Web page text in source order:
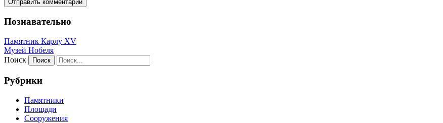
Познавательно
Памятник Карлу XV
Музей Нобеля
Поиск
Рубрики
Памятники
Площади
Сооружения